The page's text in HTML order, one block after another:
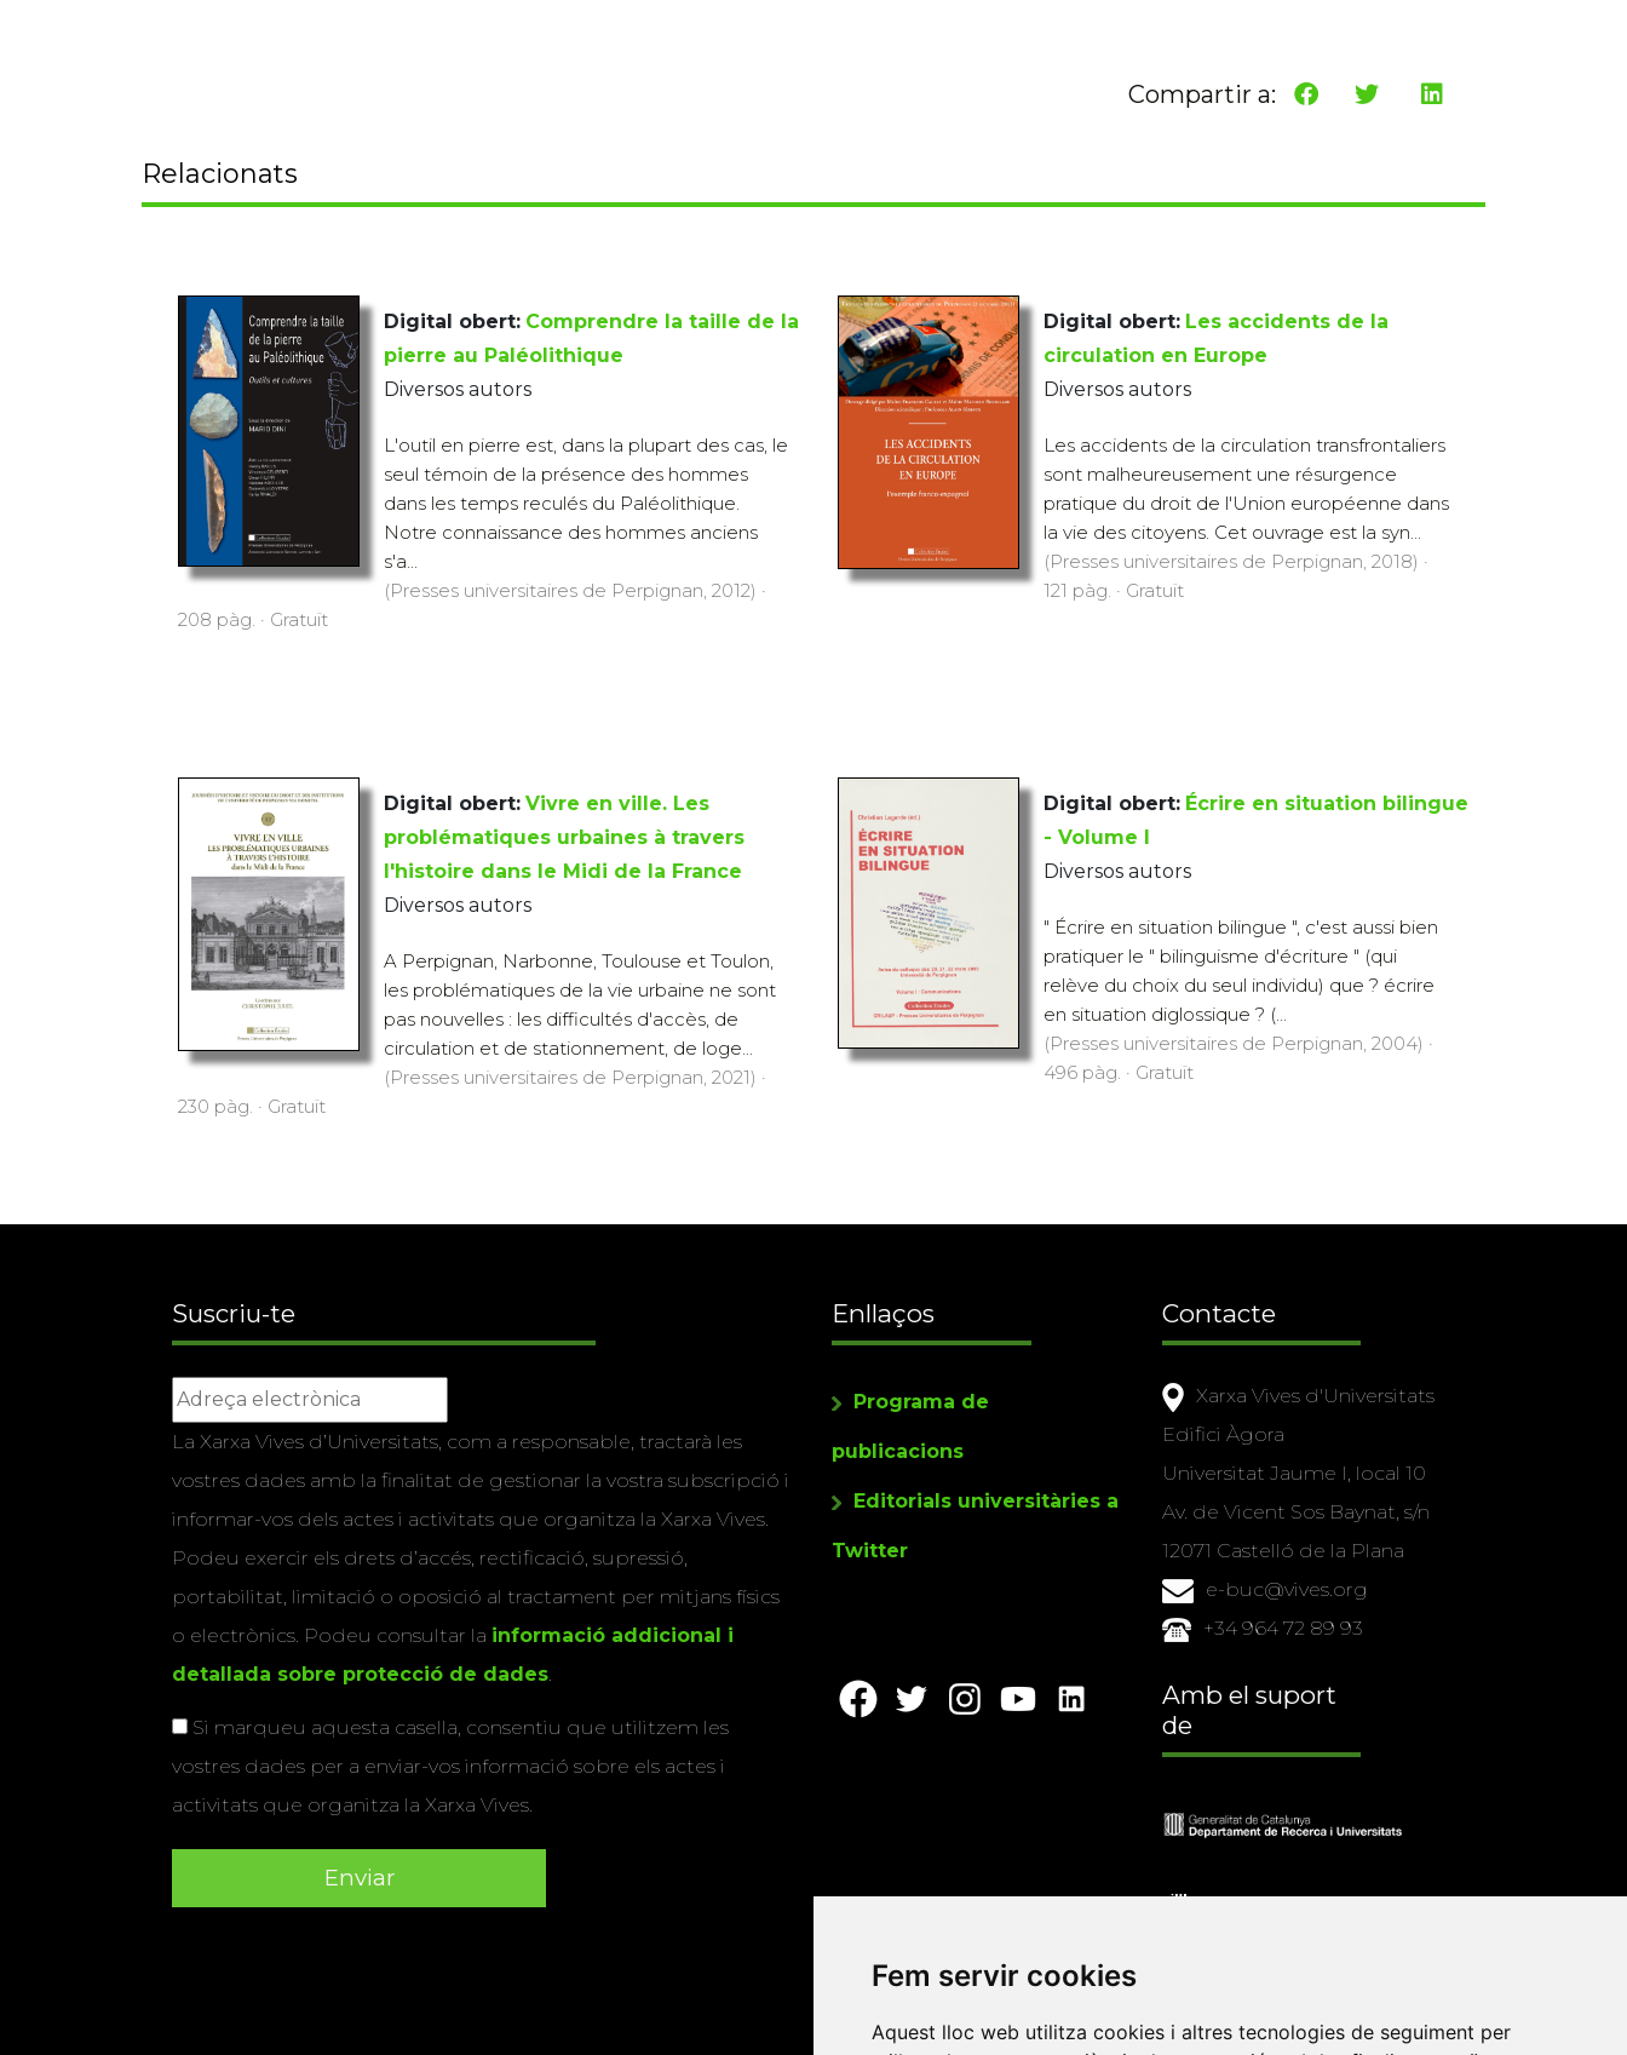
Fem servir cookies
Aquest lloc web utilitza cookies i altres tecnologies de seguiment per
Compartir a:
Relacionats
Digital obert: Comprendre la taille de la
pierre au Paléolithique
Diversos autors
L'outil en pierre est, dans la plupart des cas, le
seul témoin de la présence des hommes
dans les temps reculés du Paléolithique.
Notre connaissance des hommes anciens
s'a...
(Presses universitaires de Perpignan, 2012) ·
208 pàg. · Gratuït
Digital obert: Les accidents de la
circulation en Europe
Diversos autors
Les accidents de la circulation transfrontaliers
sont malheureusement une résurgence
pratique du droit de l'Union européenne dans
la vie des citoyens. Cet ouvrage est la syn...
(Presses universitaires de Perpignan, 2018) ·
121 pàg. · Gratuït
Digital obert: Vivre en ville. Les
problématiques urbaines à travers
l'histoire dans le Midi de la France
Diversos autors
A Perpignan, Narbonne, Toulouse et Toulon,
les problématiques de la vie urbaine ne sont
pas nouvelles : les difficultés d'accès, de
circulation et de stationnement, de loge...
(Presses universitaires de Perpignan, 2021) ·
230 pàg. · Gratuït
Digital obert: Écrire en situation bilingue
- Volume I
Diversos autors
" Écrire en situation bilingue ", c'est aussi bien
pratiquer le " bilinguisme d'écriture " (qui
relève du choix du seul individu) que ? écrire
en situation diglossique ? (...
(Presses universitaires de Perpignan, 2004) ·
496 pàg. · Gratuït
Suscriu-te
La Xarxa Vives d’Universitats, com a responsable, tractarà les
vostres dades amb la finalitat de gestionar la vostra subscripció i
informar-vos dels actes i activitats que organitza la Xarxa Vives.
Podeu exercir els drets d’accés, rectificació, supressió,
portabilitat, limitació o oposició al tractament per mitjans físics
o electrònics. Podeu consultar la informació addicional i
detallada sobre protecció de dades.
Si marqueu aquesta casella, consentiu que utilitzem les
vostres dades per a enviar-vos informació sobre els actes i
activitats que organitza la Xarxa Vives.
Enllaços
Programa de
publicacions
Editorials universitàries a
Twitter
Contacte
Xarxa Vives d'Universitats
Edifici Àgora
Universitat Jaume I, local 10
Av. de Vicent Sos Baynat, s/n
12071 Castelló de la Plana
e-buc@vives.org
+34 964 72 89 93
Amb el suport
de